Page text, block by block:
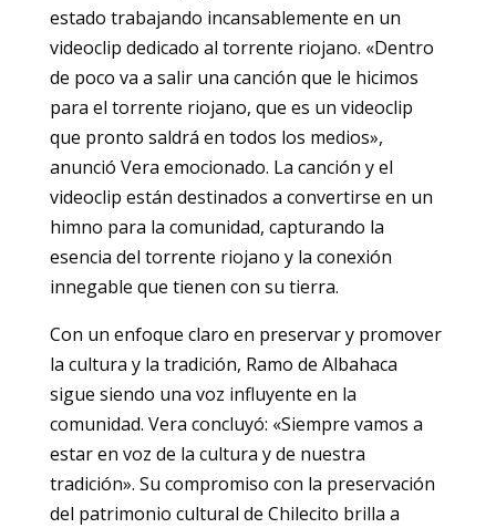
estado trabajando incansablemente en un
videoclip dedicado al torrente riojano. «Dentro
de poco va a salir una canción que le hicimos
para el torrente riojano, que es un videoclip
que pronto saldrá en todos los medios»,
anunció Vera emocionado. La canción y el
videoclip están destinados a convertirse en un
himno para la comunidad, capturando la
esencia del torrente riojano y la conexión
innegable que tienen con su tierra.
Con un enfoque claro en preservar y promover
la cultura y la tradición, Ramo de Albahaca
sigue siendo una voz influyente en la
comunidad. Vera concluyó: «Siempre vamos a
estar en voz de la cultura y de nuestra
tradición». Su compromiso con la preservación
del patrimonio cultural de Chilecito brilla a